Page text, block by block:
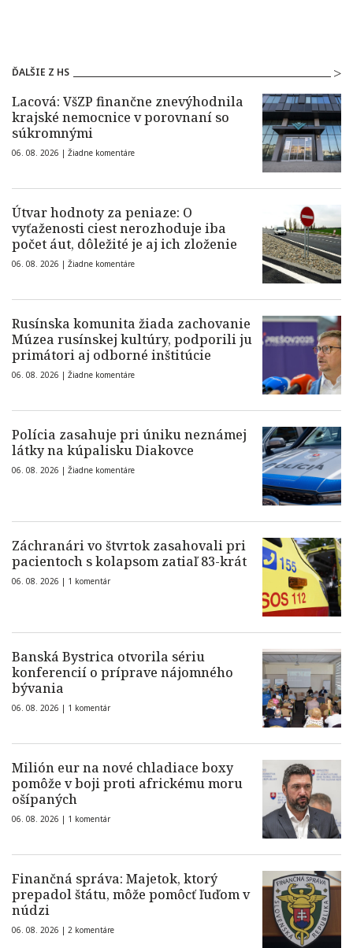
ĎALŠIE Z HS
Lacová: VšZP finančne znevýhodnila
krajské nemocnice v porovnaní so
súkromnými
06. 08. 2026 | Žiadne komentáre
Útvar hodnoty za peniaze: O
vyťaženosti ciest nerozhoduje iba
počet áut, dôležité je aj ich zloženie
06. 08. 2026 | Žiadne komentáre
Rusínska komunita žiada zachovanie
Múzea rusínskej kultúry, podporili ju
primátori aj odborné inštitúcie
06. 08. 2026 | Žiadne komentáre
Polícia zasahuje pri úniku neznámej
látky na kúpalisku Diakovce
06. 08. 2026 | Žiadne komentáre
Záchranári vo štvrtok zasahovali pri
pacientoch s kolapsom zatiaľ 83-krát
06. 08. 2026 | 1 komentár
Banská Bystrica otvorila sériu
konferencií o príprave nájomného
bývania
06. 08. 2026 | 1 komentár
Milión eur na nové chladiace boxy
pomôže v boji proti africkému moru
ošípaných
06. 08. 2026 | 1 komentár
Finančná správa: Majetok, ktorý
prepadol štátu, môže pomôcť ľuďom v
núdzi
06. 08. 2026 | 2 komentáre